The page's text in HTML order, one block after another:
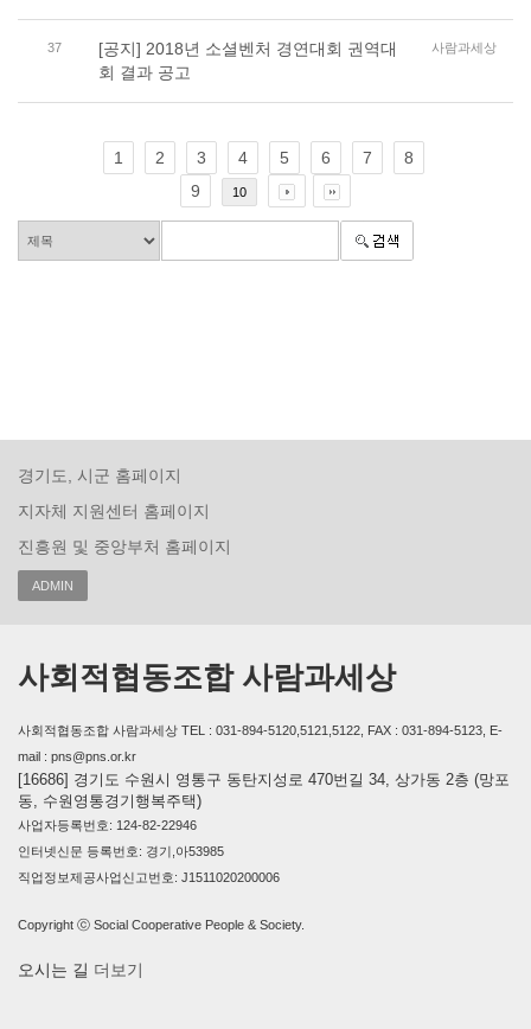
37
[공지] 2018년 소셜벤처 경연대회 권역대
회 결과 공고
사람과세상
1 2 3 4 5 6 7
8
9
10
경기도, 시군 홈페이지
지자체 지원센터 홈페이지
진흥원 및 중앙부처 홈페이지
ADMIN
사회적협동조합 사람과세상
사회적협동조합 사람과세상 TEL : 031-894-5120,5121,5122, FAX : 031-894-5123, E-
mail : pns@pns.or.kr
[16686] 경기도 수원시 영통구 동탄지성로 470번길 34, 상가동 2층 (망포
동, 수원영통경기행복주택)
사업자등록번호: 124-82-22946
인터넷신문 등록번호: 경기,아53985
직업정보제공사업신고번호: J1511020200006
Copyright ⓒ Social Cooperative People & Society.
오시는 길 더보기